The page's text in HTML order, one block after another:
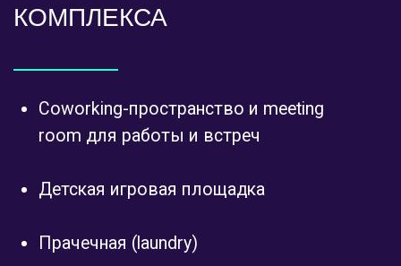
Паркинг на двух подземных уровнях
Велопарковка и кладовые помещения